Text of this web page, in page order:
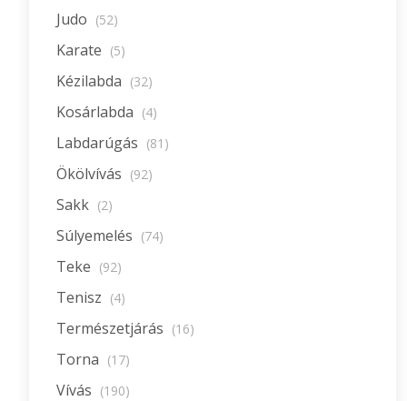
Judo (52)
Karate (5)
Kézilabda (32)
Kosárlabda (4)
Labdarúgás (81)
Ökölvívás (92)
Sakk (2)
Súlyemelés (74)
Teke (92)
Tenisz (4)
Természetjárás (16)
Torna (17)
Vívás (190)